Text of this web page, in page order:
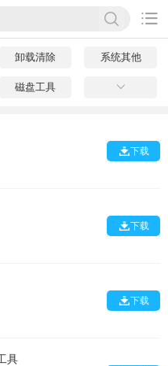

卸载清除 系统其他
磁盘工具 
下载
下载
下载
具